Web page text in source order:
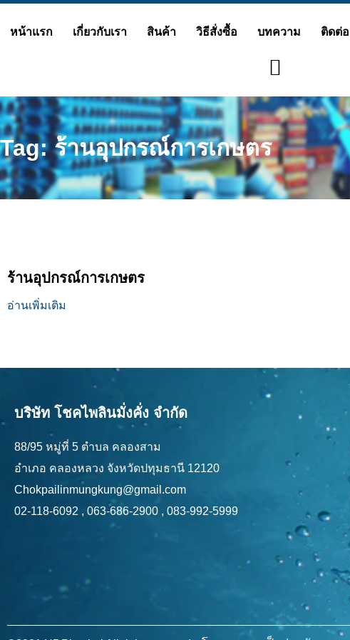
หน้าแรก เกี่ยวกับเรา สินค้า วิธีสั่งซื้อ บทความ ติดต่อ
Tag: ร้านอุปกรณ์การเกษตร
ร้านอุปกรณ์การเกษตร
อ่านเพิ่มเติม
บริษัท โชคไพลินมั่งคั่ง จำกัด
88/95 หมู่ที่ 5 ตำบล คลองสาม
อำเภอ คลองหลวง จังหวัดปทุมธานี 12120
Chokpailinmungkung@gmail.com
02-118-6092 , 063-686-2900 , 083-992-5999